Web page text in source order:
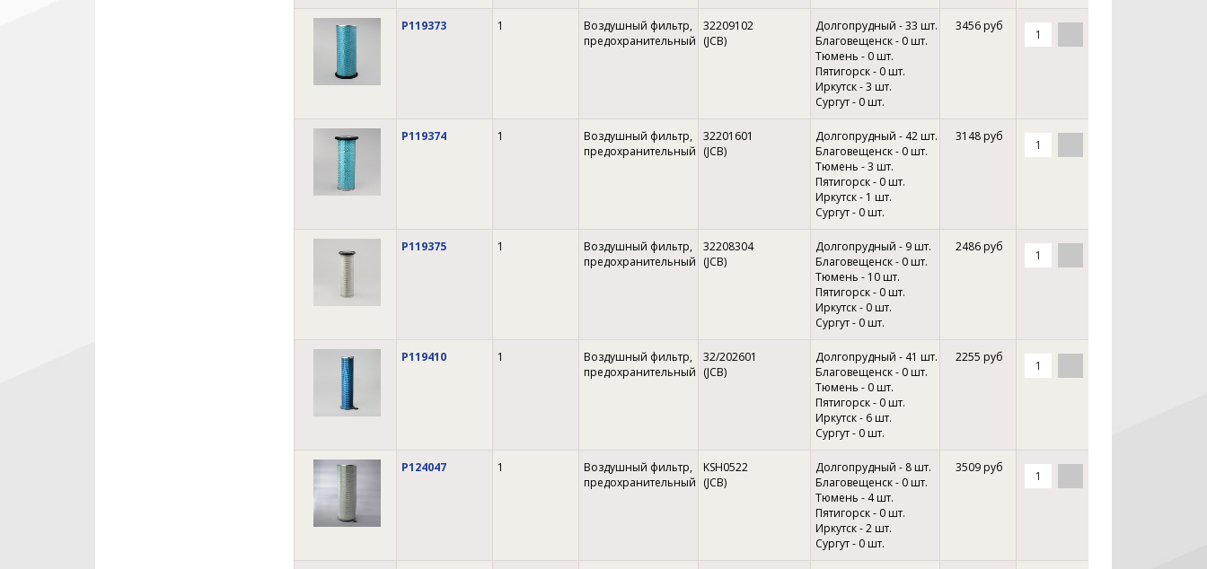
P119373 1
Воздушный фильтр,
предохранительный
32209102
(JCB)
Долгопрудный - 33 шт.
Благовещенск - 0 шт.
Тюмень - 0 шт.
Пятигорск - 0 шт.
Иркутск - 3 шт.
Сургут - 0 шт.
3456 руб
P119374 1
Воздушный фильтр,
предохранительный
32201601
(JCB)
Долгопрудный - 42 шт.
Благовещенск - 0 шт.
Тюмень - 3 шт.
Пятигорск - 0 шт.
Иркутск - 1 шт.
Сургут - 0 шт.
3148 руб
P119375 1
Воздушный фильтр,
предохранительный
32208304
(JCB)
Долгопрудный - 9 шт.
Благовещенск - 0 шт.
Тюмень - 10 шт.
Пятигорск - 0 шт.
Иркутск - 0 шт.
Сургут - 0 шт.
2486 руб
P119410 1
Воздушный фильтр,
предохранительный
32/202601
(JCB)
Долгопрудный - 41 шт.
Благовещенск - 0 шт.
Тюмень - 0 шт.
Пятигорск - 0 шт.
Иркутск - 6 шт.
Сургут - 0 шт.
2255 руб
P124047 1
Воздушный фильтр,
предохранительный
KSH0522
(JCB)
Долгопрудный - 8 шт.
Благовещенск - 0 шт.
Тюмень - 4 шт.
Пятигорск - 0 шт.
Иркутск - 2 шт.
Сургут - 0 шт.
3509 руб